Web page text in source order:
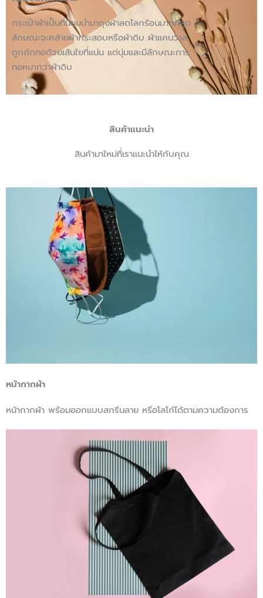
กระเป๋าผ้าเป็นที่นิยมนำมาถุงผ้าลดโลกร้อนมากที่สุด
ลักษณะจะคล้ายผ้ากระสอบหรือผ้าดิบ ผ้าแคนวาส
ถูกถักทอด้วยเส้นใยที่แน่น แต่นุ่มและมีลักษณะการ
ทอหนากว่าผ้าดิบ
สินค้าแนะนำ
สินค้ามาใหม่ที่เราแนะนำให้กับคุณ
หน้ากากผ้า
หน้ากากผ้า พร้อมออกแบบสกรีนลาย หรือโลโก้ได้ตามความต้องการ